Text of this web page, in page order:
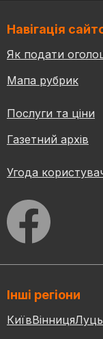
Навігація
Як подати
Мапа рубрик
Послуги та ціни
Газетний архів
Угода
Інші регіони
КиївВінниця